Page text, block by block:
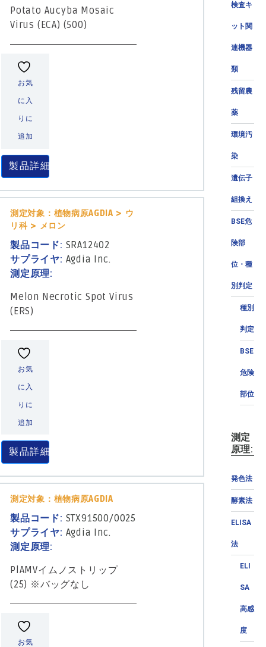
検査キ
ット関
連機器
類
残留農
薬
環境汚
染
遺伝子
組換え
BSE危
険部
位・種
別判定
種別
判定
BSE
危険
部位
測定
原理:
発色法
酵素法
ELISA
法
ELI
SA
高感
度
Potato Aucyba Mosaic
Virus (ECA) (500)
お気
に入
りに
追加
製品詳細
測定対象：植物病原AGDIA > ウ
リ科 > メロン
製品コード: SRA12402
サプライヤ: Agdia Inc.
測定原理:
Melon Necrotic Spot Virus
(ERS)
お気
に入
りに
追加
製品詳細
測定対象：植物病原AGDIA
製品コード: STX91500/0025
サプライヤ: Agdia Inc.
測定原理:
PlAMVイムノストリップ
(25) ※バッグなし
お気